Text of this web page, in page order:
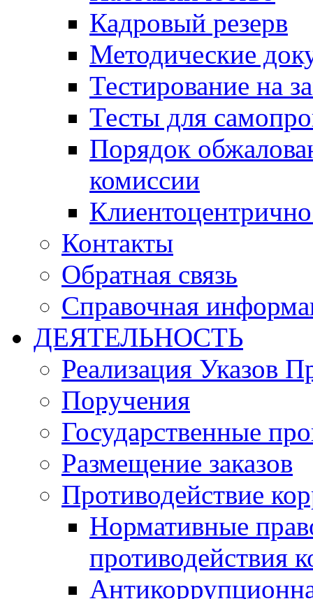
Кадровый резерв
Методические
Тестирование на
Тесты для
Порядок
комиссии
Контакты
Обратная связь
Справочная
ДЕЯТЕЛЬНОСТЬ
Реализация Указов
Поручения
Государственные
Размещение заказов
Противодействие
Нормативные
противодействия